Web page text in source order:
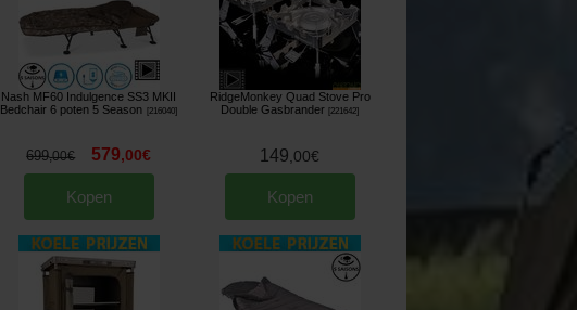
Nash MF60 Indulgence SS3 MKII
Bedchair 6 poten 5 Season
216040]
699,00€ 579,00€
Kopen
RidgeMonkey Quad Stove Pro
Double Gasbrander [221642]
149 00€
Kopen